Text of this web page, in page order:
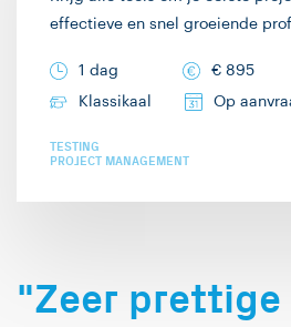
effectieve en snel groeiende
1 dag € 895
Klassikaal
Op
TESTING
PROJECT MANAGEMENT
"Zeer prettige